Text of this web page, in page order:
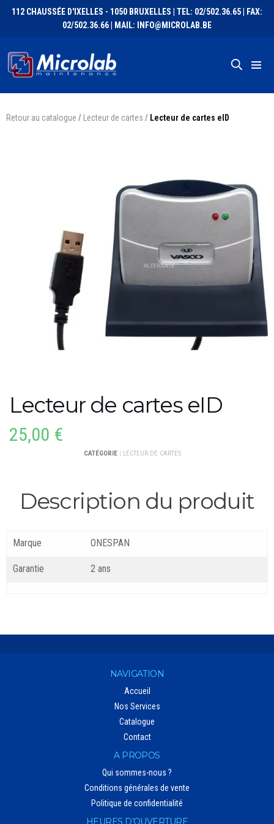
112 CHAUSSÉE D'IXELLES - 1050 BRUXELLES | TEL: 02/502.36.65 | FAX:
02/502.36.66 | MAIL: INFO@MICROLAB.BE
Retour au catalogue / Lecteur de cartes / Lecteur de cartes eID
Lecteur de cartes eID
25,00 €
CATÉGORIE : LECTEUR DE CARTES
Description du produit
Marque ONESPAN
Garantie 2 ans
NAVIGATION
Accueil
Nos Services
Catalogue
Contact
A PROPOS
Qui sommes-nous ?
Conditions générales de vente
Politique de confidentialité
HEURES D’OUVERTURE